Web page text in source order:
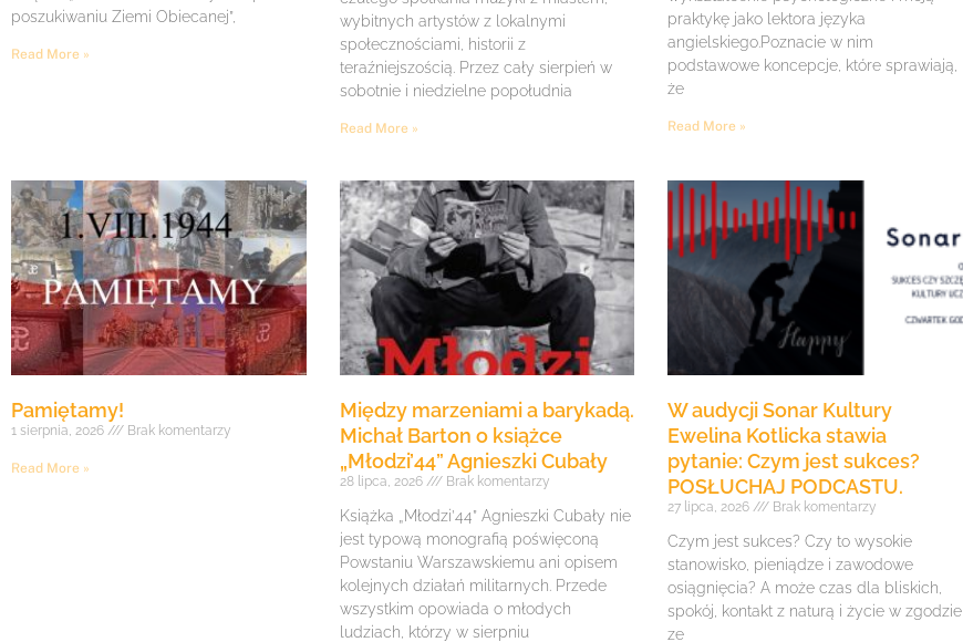
poszukiwaniu Ziemi Obiecanej”,
Read More »
wybitnych artystów z lokalnymi
społecznościami, historii z
teraźniejszością. Przez cały sierpień w
sobotnie i niedzielne popołudnia
Read More »
praktykę jako lektora języka
angielskiego.Poznacie w nim
podstawowe koncepcje, które sprawiają,
że
Read More »
Pamiętamy!
1 sierpnia, 2026 Brak komentarzy
Read More »
Między marzeniami a barykadą.
Michał Barton o książce
„Młodzi’44” Agnieszki Cubały
28 lipca, 2026 Brak komentarzy
Książka „Młodzi’44” Agnieszki Cubały nie
jest typową monografią poświęconą
Powstaniu Warszawskiemu ani opisem
kolejnych działań militarnych. Przede
wszystkim opowiada o młodych
ludziach, którzy w sierpniu
W audycji Sonar Kultury
Ewelina Kotlicka stawia
pytanie: Czym jest sukces?
POSŁUCHAJ PODCASTU.
27 lipca, 2026 Brak komentarzy
Czym jest sukces? Czy to wysokie
stanowisko, pieniądze i zawodowe
osiągnięcia? A może czas dla bliskich,
spokój, kontakt z naturą i życie w zgodzie
ze